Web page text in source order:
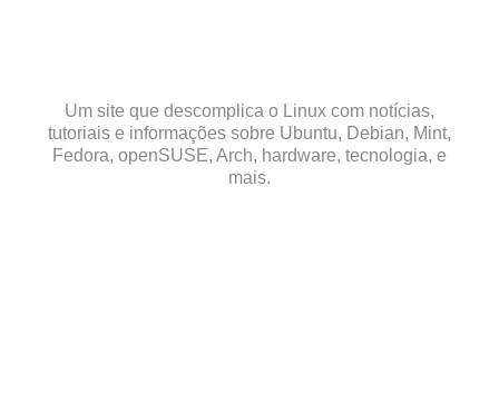
Um site que descomplica o Linux com notícias,
tutoriais e informações sobre Ubuntu, Debian, Mint,
Fedora, openSUSE, Arch, hardware, tecnologia, e
mais.